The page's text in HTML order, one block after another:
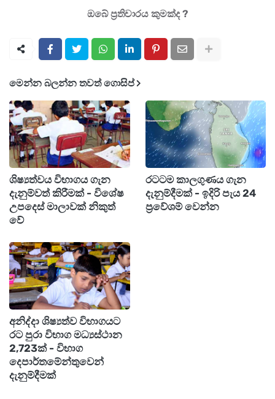
ඔබේ ප්‍රතිචාරය කුමක්ද ?
මෙන්න බලන්න තවත් ගොසිප්
ශිෂ්‍යත්වය විභාගය ගැන
දැනුම්වත් කිරීමක් - විශේෂ
උපදෙස් මාලාවක් නිකුත්
වේ
රටටම කාලගුණය ගැන
දැනුම්දීමක් - ඉදිරි පැය 24
ප්‍රවේශම් වෙන්න
අනිද්දා ශිෂ්‍යත්ව විභාගයට
රට පුරා විභාග මධ්‍යස්ථාන
2,723ක් - විභාග
දෙපාර්තමේන්තුවෙන්
දැනුම්දීමක්